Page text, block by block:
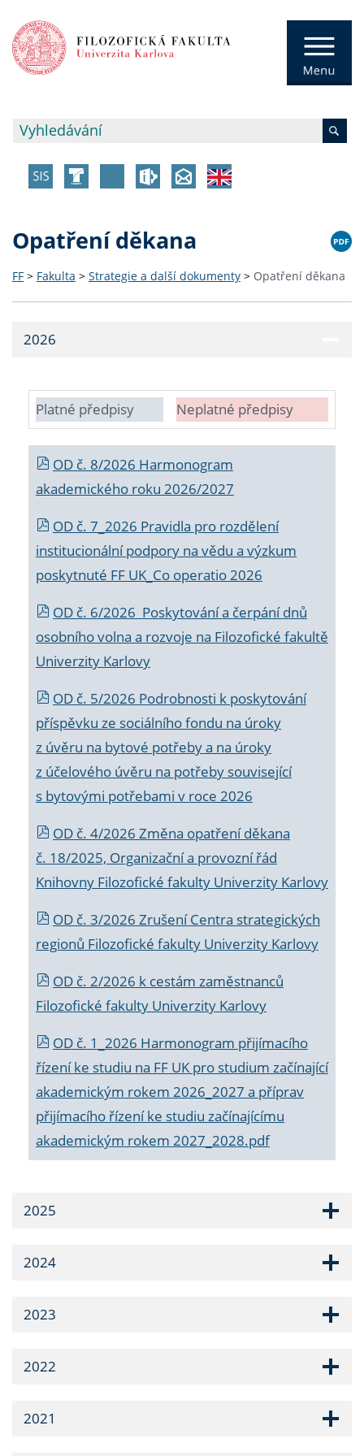
Opatření děkana
FF > Fakulta > Strategie a další dokumenty > Opatření děkana
2026
Platné předpisy Neplatné předpisy
OD č. 8/2026 Harmonogram
akademického roku 2026/2027
OD č. 7_2026 Pravidla pro rozdělení
institucionální podpory na vědu a výzkum
poskytnuté FF UK_Co operatio 2026
OD č. 6/2026 Poskytování a čerpání dnů
osobního volna a rozvoje na Filozofické fakultě
Univerzity Karlovy
OD č. 5/2026 Podrobnosti k poskytování
příspěvku ze sociálního fondu na úroky
z úvěru na bytové potřeby a na úroky
z účelového úvěru na potřeby související
s bytovými potřebami v roce 2026
OD č. 4/2026 Změna opatření děkana
č. 18/2025, Organizační a provozní řád
Knihovny Filozofické fakulty Univerzity Karlovy
OD č. 3/2026 Zrušení Centra strategických
regionů Filozofické fakulty Univerzity Karlovy
OD č. 2/2026 k cestám zaměstnanců
Filozofické fakulty Univerzity Karlovy
OD č. 1_2026 Harmonogram přijímacího
řízení ke studiu na FF UK pro studium začínající
akademickým rokem 2026_2027 a příprav
přijímacího řízení ke studiu začínajícímu
akademickým rokem 2027_2028.pdf
2025
2024
2023
2022
2021